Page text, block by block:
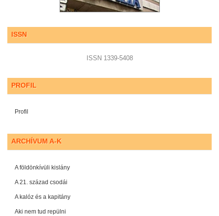
ISSN
ISSN 1339-5408
PROFIL
Profil
ARCHÍVUM A-K
A földönkívüli kislány
A 21. század csodái
A kalóz és a kapitány
Aki nem tud repülni